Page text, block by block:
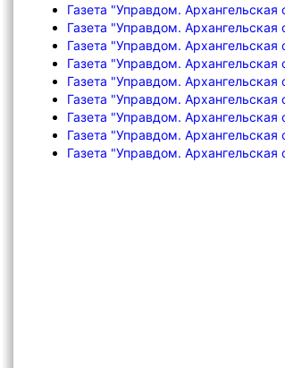
Газета "Управдом.
Газета "Управдом. Архангельская
Газета "Управдом. Архангельская
Газета "Управдом.
Газета "Управдом.
Газета "Управдом. Архангельская
Газета "Управдом. Архангельская
Газета "Управдом. Архангельская
Газета "Управдом. Архангельская